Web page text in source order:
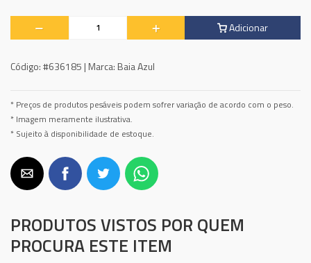
Adicionar
Código:#636185 | Marca: Baia Azul
* Preços de produtos pesáveis podem sofrer variação de acordo com o peso.
* Imagem meramente ilustrativa.
* Sujeito à disponibilidade de estoque.
PRODUTOS VISTOS POR QUEM
PROCURA ESTE ITEM